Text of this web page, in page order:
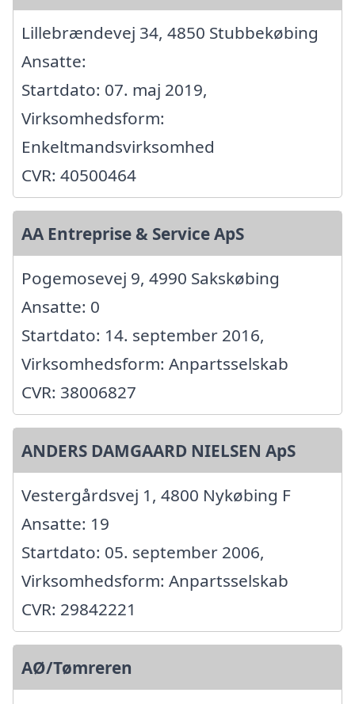
Lillebrændevej 34, 4850 Stubbekøbing
Ansatte:
Startdato: 07. maj 2019,
Virksomhedsform:
Enkeltmandsvirksomhed
CVR: 40500464
AA Entreprise & Service ApS
Pogemosevej 9, 4990 Sakskøbing
Ansatte: 0
Startdato: 14. september 2016,
Virksomhedsform: Anpartsselskab
CVR: 38006827
ANDERS DAMGAARD NIELSEN ApS
Vestergårdsvej 1, 4800 Nykøbing F
Ansatte: 19
Startdato: 05. september 2006,
Virksomhedsform: Anpartsselskab
CVR: 29842221
AØ/Tømreren